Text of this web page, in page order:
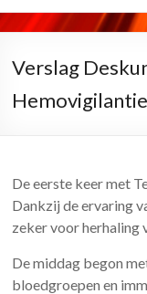
Verslag
De eerste keer met
Dankzij de ervaring
zeker voor herhaling
De middag begon
bloedgroepen en